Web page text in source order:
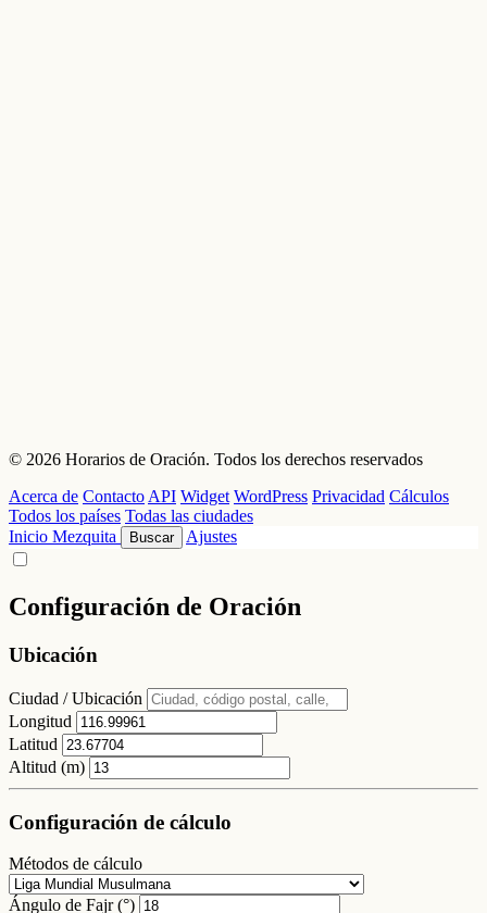
© 2026 Horarios de Oración. Todos los derechos reservados
Acerca de ContactoAPI Widget WordPress Privacidad Cálculos
Todos los países Todas las ciudades
Inicio Mezquita Buscar Ajustes
Configuración de Oración
Ubicación
Ciudad / Ubicación
Longitud
Latitud
Altitud (m)
Configuración de cálculo
Métodos de cálculo
Ángulo de Fajr (°)